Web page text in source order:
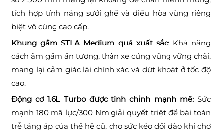
tích hợp tính năng sưởi ghế và điều hòa vùng riêng
biệt vô cùng cao cấp.
Khung gầm STLA Medium quá xuất sắc:Khả năng
cách âm gầm ấn tượng, thân xe cứng vững vững chãi,
mang lại cảm giác lái chính xác và dứt khoát ở tốc độ
cao.
Động cơ 1.6L Turbo được tinh chỉnh mạnh mẽ:Sức
mạnh 180 mã lực/300 Nm giải quyết triệt để bài toán
trễ tăng áp của thế hệ cũ, cho sức kéo dồi dào khi chở